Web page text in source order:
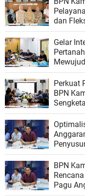
dan
Gelar
Perkuat
BPN
2027
BPN
Pagu